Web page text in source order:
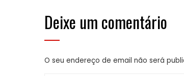
Deixe um comentário
O seu endereço de email não será